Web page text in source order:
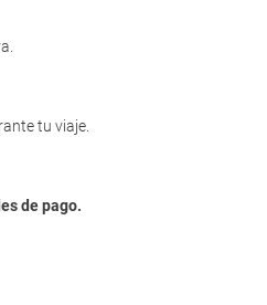
tu viaje.
de pago.